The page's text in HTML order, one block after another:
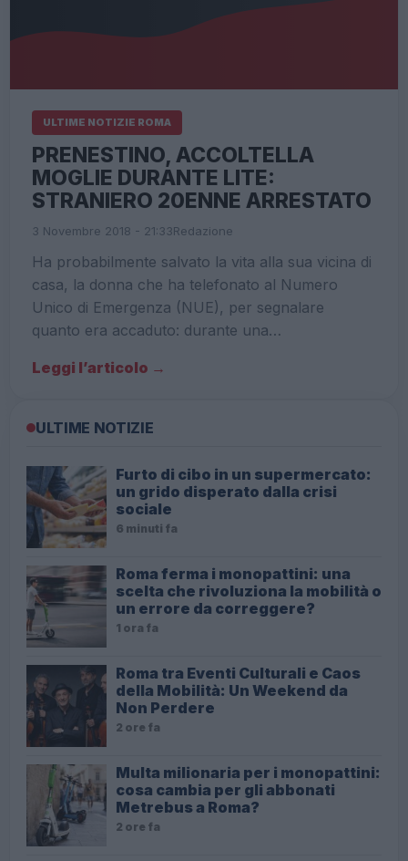
ULTIME NOTIZIE ROMA
PRENESTINO, ACCOLTELLA
MOGLIE DURANTE LITE:
STRANIERO 20ENNE ARRESTATO
3 Novembre 2018 - 21:33Redazione
Ha probabilmente salvato la vita alla sua vicina di
casa, la donna che ha telefonato al Numero
Unico di Emergenza (NUE), per segnalare
quanto era accaduto: durante una…
Leggi l’articolo →
ULTIME NOTIZIE
Furto di cibo in un supermercato:
un grido disperato dalla crisi
sociale
6 minuti fa
Roma ferma i monopattini: una
scelta che rivoluziona la mobilità o
un errore da correggere?
1 ora fa
Roma tra Eventi Culturali e Caos
della Mobilità: Un Weekend da
Non Perdere
2 ore fa
Multa milionaria per i monopattini:
cosa cambia per gli abbonati
Metrebus a Roma?
2 ore fa